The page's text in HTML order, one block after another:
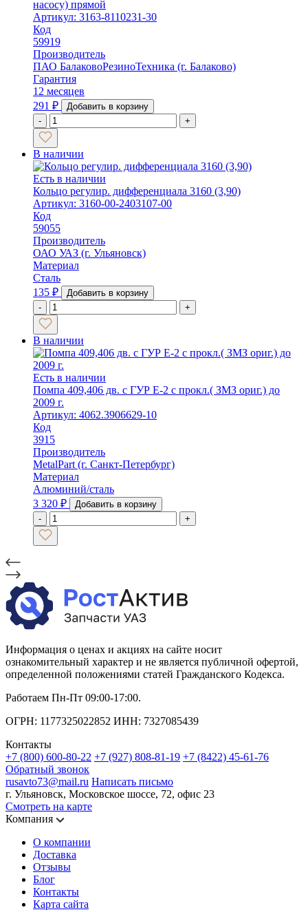
насосу) прямой
Артикул: 3163-8110231-30
Код
59919
Производитель
ПАО БалаковоРезиноТехника (г. Балаково)
Гарантия
12 месяцев
291 ₽
Добавить в корзину
-
+
В наличии
Есть в наличии
Кольцо регулир. дифференциала 3160 (3,90)
Артикул: 3160-00-2403107-00
Код
59055
Производитель
ОАО УАЗ (г. Ульяновск)
Материал
Сталь
135 ₽
Добавить в корзину
-
+
В наличии
Есть в наличии
Помпа 409,406 дв. с ГУР Е-2 с прокл.( ЗМЗ ориг.) до
2009 г.
Артикул: 4062.3906629-10
Код
3915
Производитель
MetalPart (г. Санкт-Петербург)
Материал
Алюминий/сталь
3 320 ₽
Добавить в корзину
-
+
Информация о ценах и акциях на сайте носит
ознакомительный характер и не является публичной офертой,
определенной положениями статей Гражданского Кодекса.
Работаем Пн-Пт 09:00-17:00.
ОГРН: 1177325022852 ИНН: 7327085439
Контакты
+7 (800) 600-80-22 +7 (927) 808-81-19 +7 (8422) 45-61-76
Обратный звонок
rusavto73@mail.ru Написать письмо
г. Ульяновск, Московское шоссе, 72, офис 23
Смотреть на карте
Компания
О компании
Доставка
Отзывы
Блог
Контакты
Карта сайта